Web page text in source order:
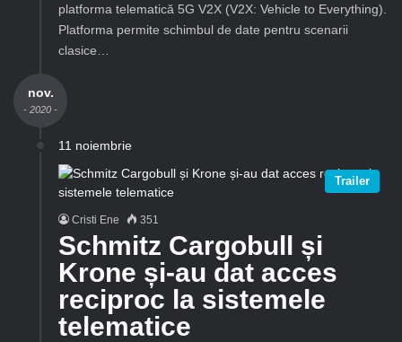
platforma telematică 5G V2X (V2X: Vehicle to Everything).
Platforma permite schimbul de date pentru scenarii
clasice…
nov.
- 2020 -
11 noiembrie
Trailer
Cristi Ene 351
Schmitz Cargobull și
Krone și-au dat acces
reciproc la sistemele
telematice